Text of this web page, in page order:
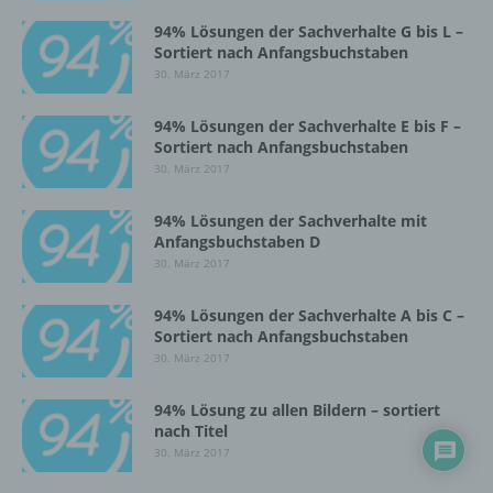
94% Lösungen der Sachverhalte G bis L –
Sortiert nach Anfangsbuchstaben
30. März 2017
94% Lösungen der Sachverhalte E bis F –
Sortiert nach Anfangsbuchstaben
30. März 2017
94% Lösungen der Sachverhalte mit
Anfangsbuchstaben D
30. März 2017
94% Lösungen der Sachverhalte A bis C –
Sortiert nach Anfangsbuchstaben
30. März 2017
94% Lösung zu allen Bildern – sortiert
nach Titel
30. März 2017
Markierung gespeicherter
personenbezogener Daten mit dem Ziel, ihre
künftige Verarbeitung einzuschränken.
e) Profiling
Verarbeitung personenbezogener Daten, die
darin besteht, dass diese
personenbezogenen Daten verwendet
werden, um bestimmte persönliche Aspekte,
die sich auf eine natürliche Person beziehen,
zu bewerten, insbesondere, um Aspekte
bezüglich Arbeitsleistung, wirtschaftlicher
Lage, Gesundheit, persönlicher Vorlieben,
Aufenthaltsort oder Ortswechsel dieser
natürlichen Person zu analysieren oder
vorherzusagen.